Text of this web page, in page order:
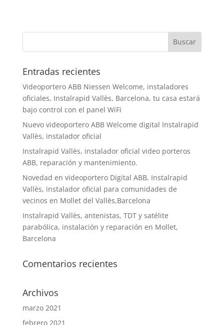
Entradas recientes
Videoportero ABB Niessen Welcome, instaladores
oficiales, Instalrapid Vallès, Barcelona, tu casa estará
bajo control con el panel WiFi
Nuevo videoportero ABB Welcome digital Instalrapid
Vallès, instalador oficial
Instalrapid Vallès, instalador oficial video porteros
ABB, reparación y mantenimiento.
Novedad en videoportero Digital ABB, Instalrapid
Vallès, instalador oficial para comunidades de
vecinos en Mollet del Vallès,Barcelona
Instalrapid Vallès, antenistas, TDT y satélite
parabólica, instalación y reparación en Mollet,
Barcelona
Comentarios recientes
Archivos
marzo 2021
febrero 2021